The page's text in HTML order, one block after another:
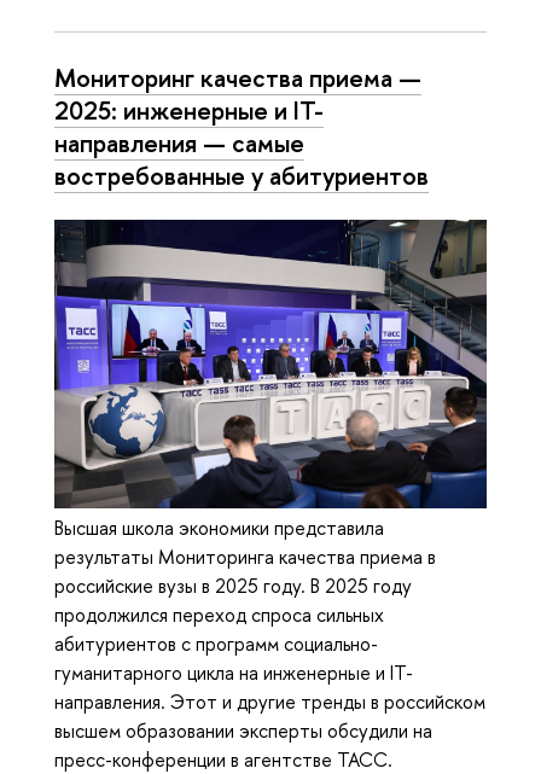
Мониторинг качества приема —
2025: инженерные и IT-
направления — самые
востребованные у абитуриентов
Высшая школа экономики представила
результаты Мониторинга качества приема в
российские вузы в 2025 году. В 2025 году
продолжился переход спроса сильных
абитуриентов с программ социально-
гуманитарного цикла на инженерные и IT-
направления. Этот и другие тренды в российском
высшем образовании эксперты обсудили на
пресс-конференции в агентстве ТАСС.